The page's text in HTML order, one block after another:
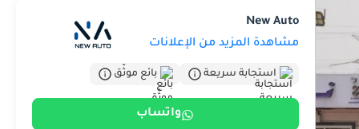
New Auto
مشاهدة المزيد من الإعلانات
استجابة سريعة بائع موثّق
واتساب